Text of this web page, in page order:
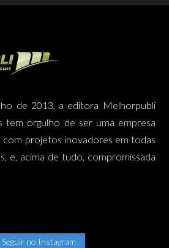
de 2013, a editora Melhorpubli
tem orgulho de ser uma empresa
com projetos inovadores em todas
e, acima de tudo, compromissada
Seguir no Instagram